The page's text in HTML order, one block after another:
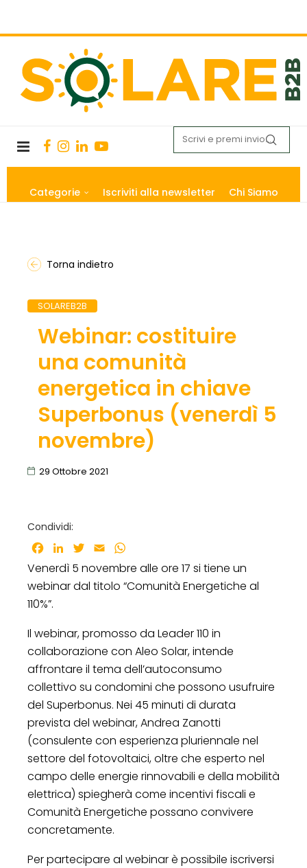
Categorie Iscriviti alla newsletter Chi Siamo
Torna indietro
SOLAREB2B
Webinar: costituire
una comunità
energetica in chiave
Superbonus (venerdì 5
novembre)
29 Ottobre 2021
Condividi:
Facebook
LinkedInTwitter
Email
Venerdì 5 novembre alle ore 17 si tiene un
webinar dal titolo “Comunità Energetiche al
110%”.
Il webinar, promosso da Leader 110 in
collaborazione con Aleo Solar, intende
affrontare il tema dell’autoconsumo
collettivo su condomini che possono usufruire
del Superbonus. Nei 45 minuti di durata
prevista del webinar, Andrea Zanotti
(consulente con esperienza pluriennale nel
settore del fotovoltaici, oltre che esperto nel
campo delle energie rinnovabili e della mobilità
elettrica) spiegherà come incentivi fiscali e
Comunità Energetiche possano convivere
concretamente.
Per partecipare al webinar è possibile iscriversi